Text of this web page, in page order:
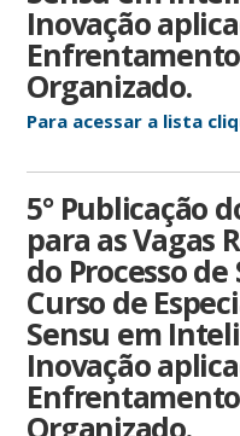
Inovação
Organizado.
Para acessar a lista
5° Publicação
para as Vagas
do Processo
Curso de
Sensu em
Inovação
Organizado.